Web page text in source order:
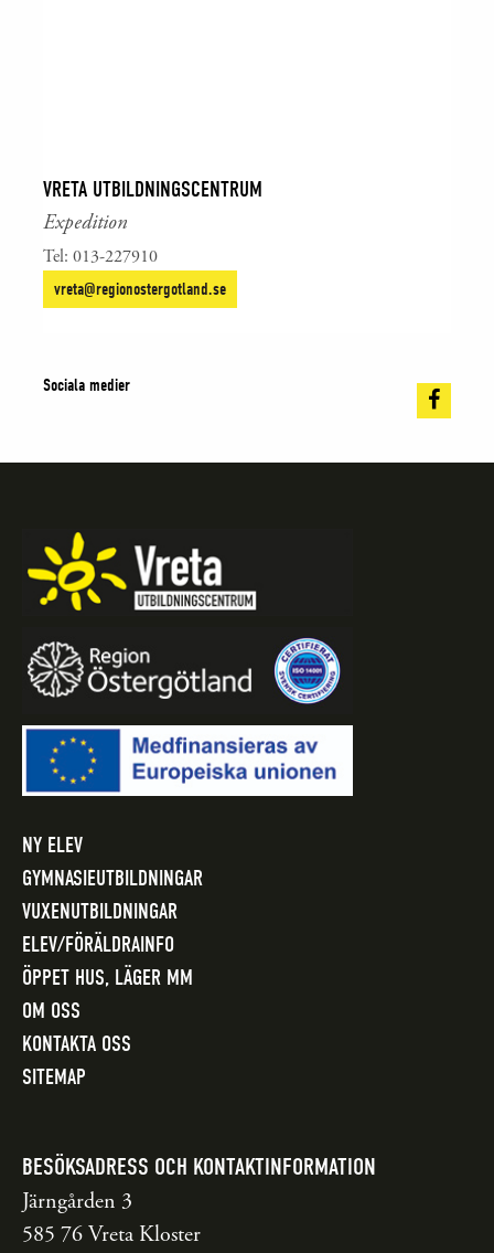
VRETA UTBILDNINGSCENTRUM
Expedition
Tel: 013-227910
vreta@regionostergotland.se
Sociala medier
NY ELEV
GYMNASIEUTBILDNINGAR
VUXENUTBILDNINGAR
ELEV/FÖRÄLDRAINFO
ÖPPET HUS, LÄGER MM
OM OSS
KONTAKTA OSS
SITEMAP
BESÖKSADRESS OCH KONTAKTINFORMATION
Järngården 3
585 76 Vreta Kloster